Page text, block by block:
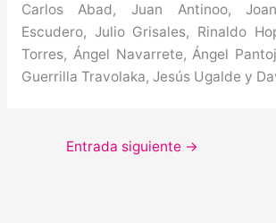
Carlos Abad, Juan Antinoo,
Escudero, Julio Grisales, Rinaldo
Torres, Ángel Navarrete, Ángel
Guerrilla Travolaka, Jesús Ugalde y
Entrada siguiente →